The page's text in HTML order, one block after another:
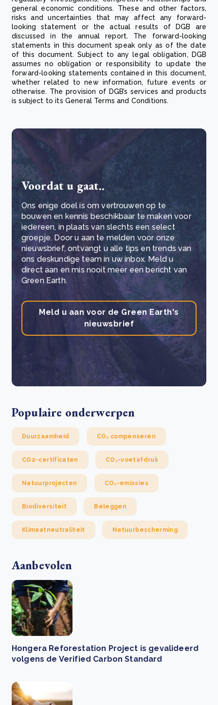
general economic conditions. These and other factors,
risks and uncertainties that may affect any forward-
looking statement or the actual results of DGB are
discussed in the annual report. The forward-looking
statements in this document speak only as of the date
of this document. Subject to any legal obligation, DGB
assumes no obligation or responsibility to update the
forward-looking statements contained in this document,
whether related to new information, future events or
otherwise. The provision of DGB’s services and products
is subject to its General Terms and Conditions.
Voordat u gaat..
Ons enige doel is om vertrouwen op te
bouwen en kennis beschikbaar te maken voor
iedereen, in plaats van slechts een select
groepje. Door u aan te melden voor onze
nieuwsbrief, ontvangt u alle tips en trends van
ons deskundige team in uw inbox. Meld u
direct aan en mis nooit meer een bericht van
Green Earth.
Meld u aan voor de Green Earth's
nieuwsbrief
Populaire onderwerpen
Duurzaamheid CO₂ compenseren
CO2-certificaten CO₂-voetafdruk
Natuurprojecten CO₂-emissies
Biodiversiteit Beleggen
Klimaatneutraliteit Natuurbescherming
Aanbevolen
Hongera Reforestation Project is gevalideerd
volgens de Verified Carbon Standard